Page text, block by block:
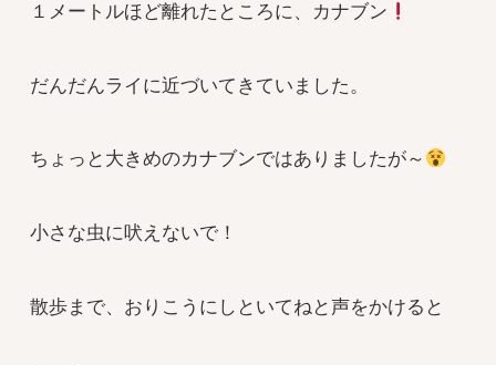
１メートルほど離れたところに、カナブン
だんだんライに近づいてきていました。
ちょっと大きめのカナブンではありましたが～
小さな虫に吠えないで！
散歩まで、おりこうにしといてねと声をかけると